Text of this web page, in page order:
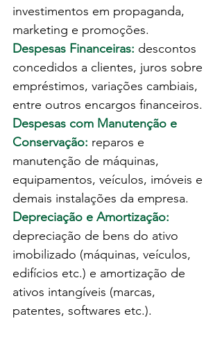
investimentos em propaganda,
marketing e promoções.
Despesas Financeiras: descontos
concedidos a clientes, juros sobre
empréstimos, variações cambiais,
entre outros encargos financeiros.
Despesas com Manutenção e
Conservação: reparos e
manutenção de máquinas,
equipamentos, veículos, imóveis e
demais instalações da empresa.
Depreciação e Amortização:
depreciação de bens do ativo
imobilizado (máquinas, veículos,
edifícios etc.) e amortização de
ativos intangíveis (marcas,
patentes, softwares etc.).